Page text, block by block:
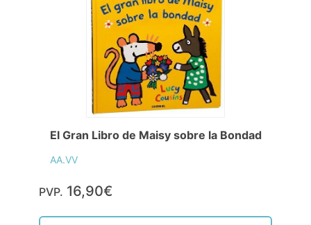
El Gran Libro de Maisy sobre la Bondad
AA.VV
PVP. 16,90€